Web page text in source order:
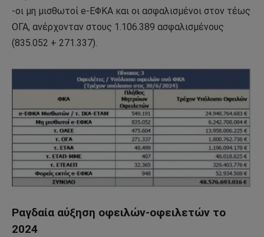
-οι μη μισθωτοί e-ΕΦΚΑ και οι ασφαλισμένοι στον τέως
ΟΓΑ, ανέρχονταν στους 1.106.389 ασφαλισμένους
(835.052 + 271.337).
Ραγδαία αύξηση οφειλών-οφειλετών το
2024